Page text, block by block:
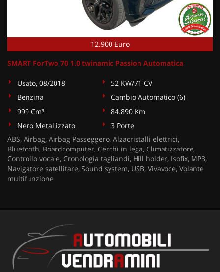
12.900 Euro
SMART ForTwo 70 1.0 twinamic Passion Automatica
Usato, 08/2018
52 KW/71 CV
Benzina
Cambio Automatico (6)
999 Cm³
84.890 Km
Nero Metallizzato
3 Porte
ABS, Airbag, Airbag Passeggero, Alzacristalli elettrici,
Bluetooth, Boardcomputer, Cerchi in lega, Climatizzatore,
Controllo vocale, Cronologia tagliandi, Hill holder, Isofix, MP3,
Navigatore satellitare, Sound system, USB, Vivavoce, Volante
multifunzione